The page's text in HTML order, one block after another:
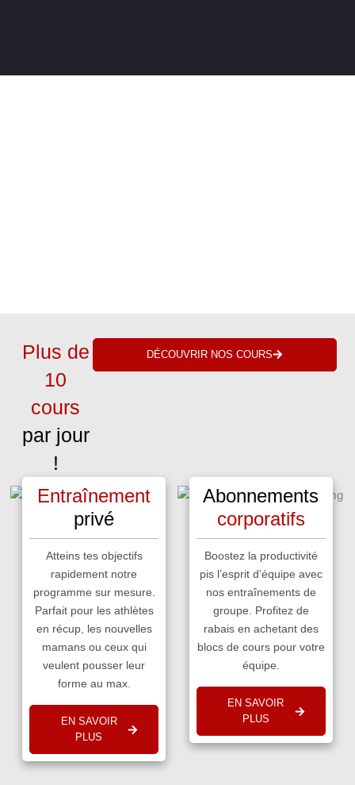
Plus de
10
cours
par jour
!
DÉCOUVRIR NOS COURS
Entraînement
privé
Atteins tes objectifs
rapidement notre
programme sur mesure.
Parfait pour les athlètes
en récup, les nouvelles
mamans ou ceux qui
veulent pousser leur
forme au max.
EN SAVOIR
PLUS
Abonnements
corporatifs
Boostez la productivité
pis l’esprit d’équipe avec
nos entraînements de
groupe. Profitez de
rabais en achetant des
blocs de cours pour votre
équipe.
EN SAVOIR
PLUS